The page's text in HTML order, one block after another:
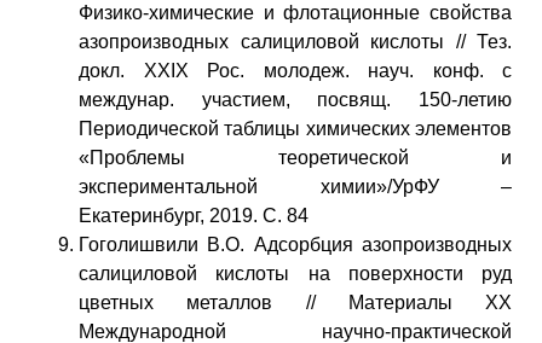
Физико-химические и флотационные свойства
азопроизводных салициловой кислоты // Тез.
докл. XXIX Рос. молодеж. науч. конф. с
междунар. участием, посвящ. 150-летию
Периодической таблицы химических элементов
«Проблемы теоретической и
экспериментальной химии»/УрФУ –
Екатеринбург, 2019. С. 84
Гоголишвили В.О. Адсорбция азопроизводных
салициловой кислоты на поверхности руд
цветных металлов // Материалы XX
Международной научно-практической